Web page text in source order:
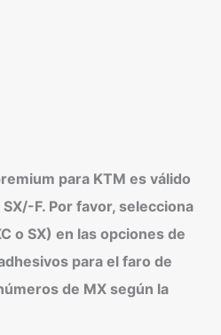
para KTM es válido
F. Por favor, selecciona
o SX) en las opciones de
para el faro de
de MX según la